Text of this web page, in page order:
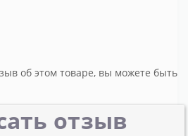
об этом товаре, вы можете быть
отзыв